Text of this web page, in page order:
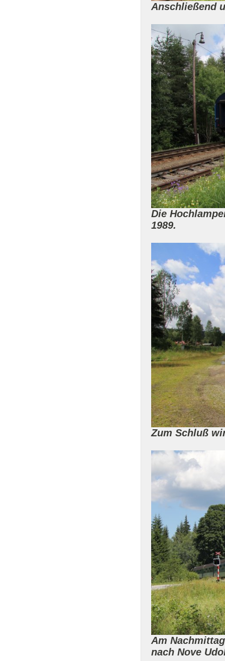
Anschließend
Die
1989.
Zum Schluß
Am
nach Nove